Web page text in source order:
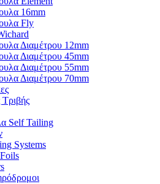
16mm
Fly
Διαμέτρου 12mm
Διαμέτρου 45mm
Διαμέτρου 55mm
Διαμέτρου 70mm
Self Tailing
Systems